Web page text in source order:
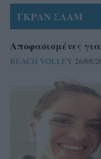
ΓΚΡΑΝ ΣΛΑΜ
Αποφασισμένες
BEACH VOLLEY 26/08/